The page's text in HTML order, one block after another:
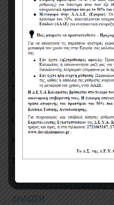
Ανά ατύχημα
Αστική ευθύνη
εργαλείου
Σωματικές
Η κατακύρωση θα γίνει σε
οικονομικότερη
οχημάτων.
Ο ΓΕΝΙΚΟΣ ΔΙΕΥΘΥΝΤΗΣ
Συνημμένα αρχεία:
ΤΙΜΟΛΟΓΙΟ ΠΡΟΣΦΟΡΑΣ
ΔΗΛΩΣΗ